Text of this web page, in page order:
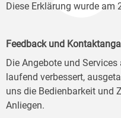
Diese Erklärung wurde am
Feedback und
Die Angebote und
laufend verbessert,
uns die Bedienbarkeit und
Anliegen.